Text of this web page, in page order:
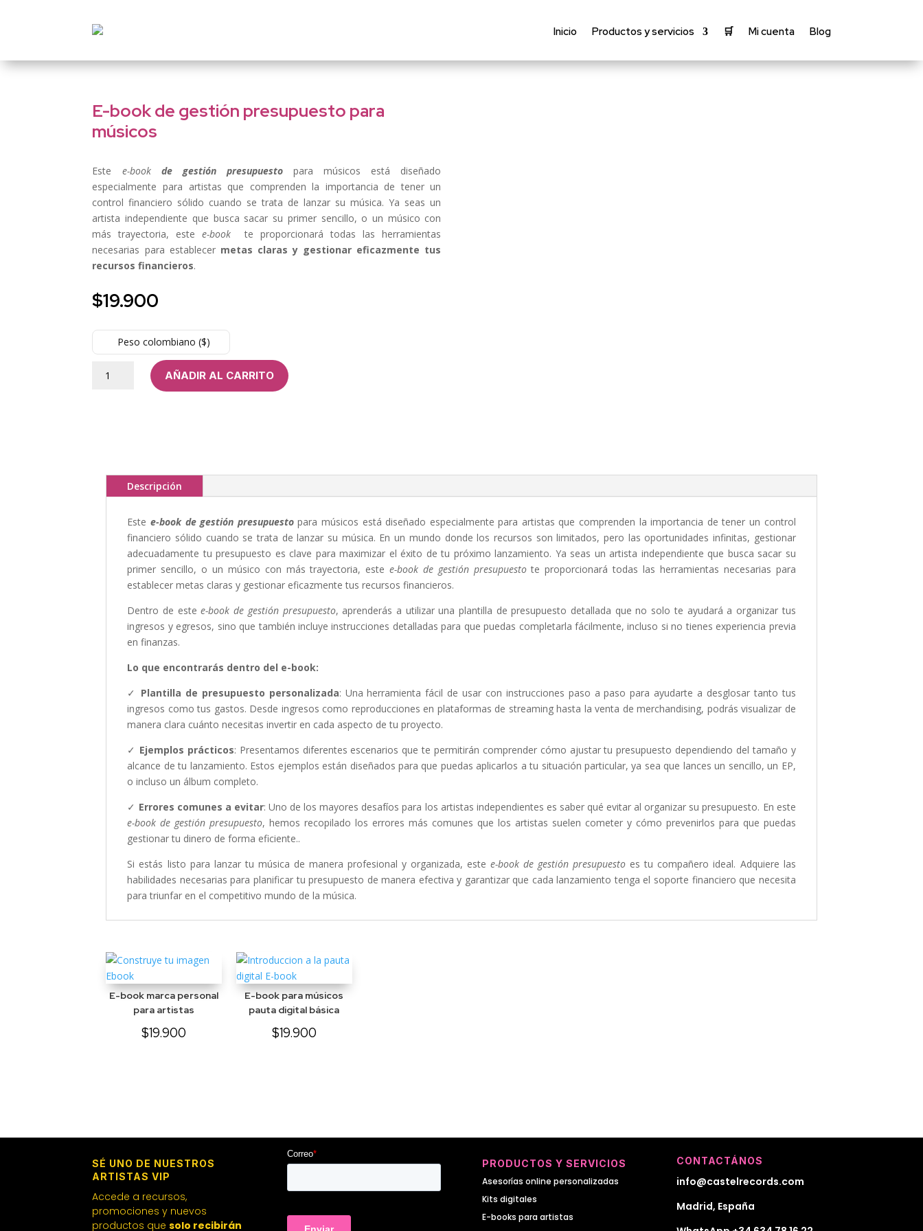
Inicio Productos y servicios 🛒 Mi cuenta Blog
E-book de gestión presupuesto para
músicos
Este e-book de gestión presupuestopara músicos está diseñado
especialmente para artistas que comprenden la importancia de tener un
control financiero sólido cuando se trata de lanzar su música. Ya seas un
artista independiente que busca sacar su primer sencillo, o un músico con
más trayectoria, estee-book
te proporcionará todas las herramientas
necesarias para establecer metas claras y gestionar eficazmente tus
recursos financieros.
$19.900
Peso colombiano ($)
cantidad
AÑADIR AL CARRITO
Descripción
Este e-book de gestión presupuestopara músicos está diseñado especialmente para artistas que comprenden la importancia de tener un control
financiero sólido cuando se trata de lanzar su música. En un mundo donde los recursos son limitados, pero las oportunidades infinitas, gestionar
adecuadamente tu presupuesto es clave para maximizar el éxito de tu próximo lanzamiento. Ya seas un artista independiente que busca sacar su
primer sencillo, o un músico con más trayectoria, estee-book de gestión presupuestote proporcionará todas las herramientas necesarias para
establecer metas claras y gestionar eficazmente tus recursos financieros.
Dentro de estee-book de gestión presupuesto, aprenderás a utilizar una plantilla de presupuesto detallada que no solo te ayudará a organizar tus
ingresos y egresos, sino que también incluye instrucciones detalladas para que puedas completarla fácilmente, incluso si no tienes experiencia previa
en finanzas.
Lo que encontrarás dentro del e-book:
✓ Plantilla de presupuesto personalizada: Una herramienta fácil de usar con instrucciones paso a paso para ayudarte a desglosar tanto tus
ingresos como tus gastos. Desde ingresos como reproducciones en plataformas de streaming hasta la venta de merchandising, podrás visualizar de
manera clara cuánto necesitas invertir en cada aspecto de tu proyecto.
✓ Ejemplos prácticos: Presentamos diferentes escenarios que te permitirán comprender cómo ajustar tu presupuesto dependiendo del tamaño y
alcance de tu lanzamiento. Estos ejemplos están diseñados para que puedas aplicarlos a tu situación particular, ya sea que lances un sencillo, un EP,
o incluso un álbum completo.
✓ Errores comunes a evitar: Uno de los mayores desafíos para los artistas independientes es saber qué evitar al organizar su presupuesto. En este
e-book de gestión presupuesto, hemos recopilado los errores más comunes que los artistas suelen cometer y cómo prevenirlos para que puedas
gestionar tu dinero de forma eficiente..
Si estás listo para lanzar tu música de manera profesional y organizada, estee-book de gestión presupuesto es tu compañero ideal. Adquiere las
habilidades necesarias para planificar tu presupuesto de manera efectiva y garantizar que cada lanzamiento tenga el soporte financiero que necesita
para triunfar en el competitivo mundo de la música.
E-book marca personal
para artistas
$19.900
E-book para músicos
pauta digital básica
$19.900
SÉ UNO DE NUESTROS
ARTISTAS VIP
Accede a recursos,
promociones y nuevos
productos quesolo recibirán
PRODUCTOS Y SERVICIOS
Asesorías online personalizadas
Kits digitales
E-books para artistas
CONTACTÁNOS
info@castelrecords.com
Madrid, España